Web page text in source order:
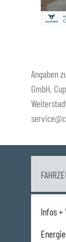
Angaben
GmbH,
Infos +